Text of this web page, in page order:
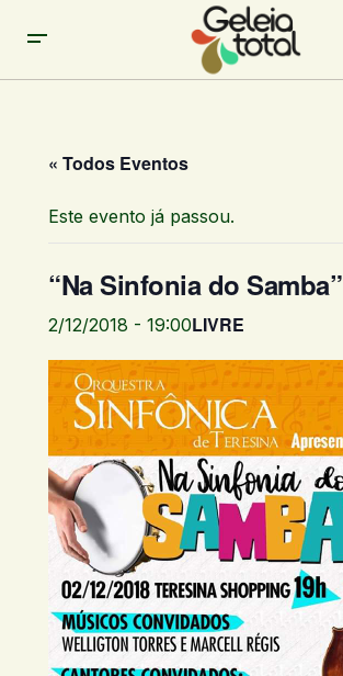
« Todos Eventos
Este evento já passou.
“Na Sinfonia do Samba”
2/12/2018 - 19:00LIVRE